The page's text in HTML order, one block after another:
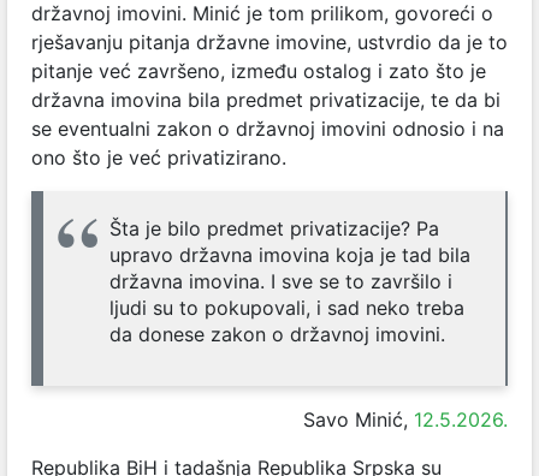
državnoj imovini. Minić je tom prilikom, govoreći o
rješavanju pitanja državne imovine, ustvrdio da je to
pitanje već završeno, između ostalog i zato što je
državna imovina bila predmet privatizacije, te da bi
se eventualni zakon o državnoj imovini odnosio i na
ono što je već privatizirano.
Šta je bilo predmet privatizacije? Pa
upravo državna imovina koja je tad bila
državna imovina. I sve se to završilo i
ljudi su to pokupovali, i sad neko treba
da donese zakon o državnoj imovini.
Savo Minić, 12.5.2026.
Republika BiH i tadašnja Republika Srpska su